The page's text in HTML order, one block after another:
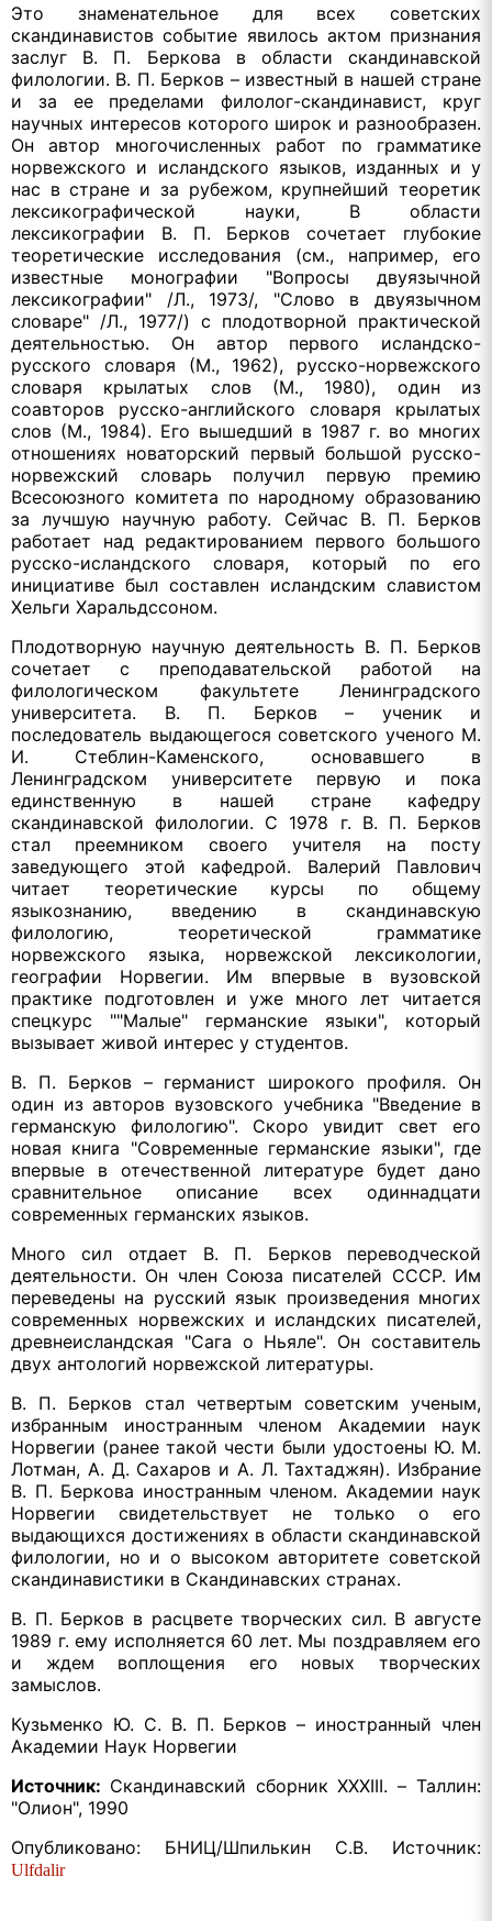
Это знаменательное для всех советских
скандинавистов событие явилось актом признания
заслуг В. П. Беркова в области скандинавской
филологии. В. П. Берков – известный в нашей стране
и за ее пределами филолог-скандинавист, круг
научных интересов которого широк и разнообразен.
Он автор многочисленных работ по грамматике
норвежского и исландского языков, изданных и у
нас в стране и за рубежом, крупнейший теоретик
лексикографической науки, В области
лексикографии В. П. Берков сочетает глубокие
теоретические исследования (см., например, его
известные монографии "Вопросы двуязычной
лексикографии" /Л., 1973/, "Слово в двуязычном
словаре" /Л., 1977/) с плодотворной практической
деятельностью. Он автор первого исландско-
русского словаря (М., 1962), русско-норвежского
словаря крылатых слов (М., 1980), один из
соавторов русско-английского словаря крылатых
слов (М., 1984). Его вышедший в 1987 г. во многих
отношениях новаторский первый большой русско-
норвежский словарь получил первую премию
Всесоюзного комитета по народному образованию
за лучшую научную работу. Сейчас В. П. Берков
работает над редактированием первого большого
русско-исландского словаря, который по его
инициативе был составлен исландским славистом
Хельги Харальдссоном.
Плодотворную научную деятельность В. П. Берков
сочетает с преподавательской работой на
филологическом факультете Ленинградского
университета. В. П. Берков – ученик и
последователь выдающегося советского ученого М.
И. Стеблин-Каменского, основавшего в
Ленинградском университете первую и пока
единственную в нашей стране кафедру
скандинавской филологии. С 1978 г. В. П. Берков
стал преемником своего учителя на посту
заведующего этой кафедрой. Валерий Павлович
читает теоретические курсы по общему
языкознанию, введению в скандинавскую
филологию, теоретической грамматике
норвежского языка, норвежской лексикологии,
географии Норвегии. Им впервые в вузовской
практике подготовлен и уже много лет читается
спецкурс ""Малые" германские языки", который
вызывает живой интерес у студентов.
В. П. Берков – германист широкого профиля. Он
один из авторов вузовского учебника "Введение в
германскую филологию". Скоро увидит свет его
новая книга "Современные германские языки", где
впервые в отечественной литературе будет дано
сравнительное описание всех одиннадцати
современных германских языков.
Много сил отдает В. П. Берков переводческой
деятельности. Он член Союза писателей СССР. Им
переведены на русский язык произведения многих
современных норвежских и исландских писателей,
древнеисландская "Сага о Ньяле". Он составитель
двух антологий норвежской литературы.
В. П. Берков стал четвертым советским ученым,
избранным иностранным членом Академии наук
Норвегии (ранее такой чести были удостоены Ю. М.
Лотман, А. Д. Сахаров и А. Л. Тахтаджян). Избрание
В. П. Беркова иностранным членом. Академии наук
Норвегии свидетельствует не только о его
выдающихся достижениях в области скандинавской
филологии, но и о высоком авторитете советской
скандинавистики в Скандинавских странах.
В. П. Берков в расцвете творческих сил. В августе
1989 г. ему исполняется 60 лет. Мы поздравляем его
и ждем воплощения его новых творческих
замыслов.
Кузьменко Ю. С. В. П. Берков – иностранный член
Академии Наук Норвегии
Источник: Скандинавский сборник XXXIII. – Таллин:
"Олион", 1990
Опубликовано: БНИЦ/Шпилькин С.В. Источник:
Ulfdalir